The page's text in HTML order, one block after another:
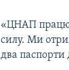
«ЦНАП
силу. Ми
два паспорти